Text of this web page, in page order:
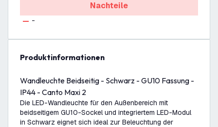
Nachteile
-
Produktinformationen
Wandleuchte Beidseitig - Schwarz - GU10 Fassung -
IP44 - Canto Maxi 2
Die LED-Wandleuchte für den Außenbereich mit
beidseitigem GU10-Sockel und integriertem LED-Modul
in Schwarz eignet sich ideal zur Beleuchtung der